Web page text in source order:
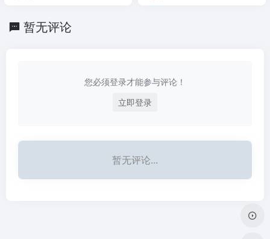
暂无评论
您必须登录才能参与评论！
立即登录
暂无评论...